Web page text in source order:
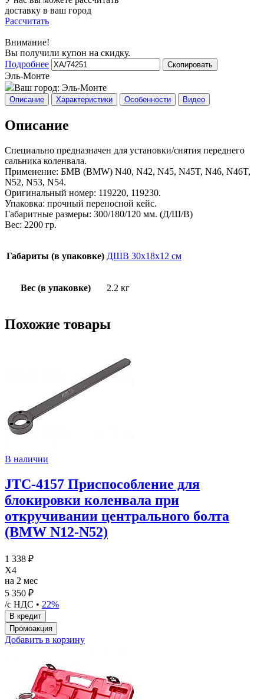
доставку в ваш город
Рассчитать
Внимание!
Вы получили купон на скидку.
Подробнее
Скопировать
Эль-Монте
Ваш город: Эль-Монте
Описание Характеристики Особенности Видео
Описание
Специально предназначен для установки/снятия переднего
сальника коленвала.
Применение: БМВ (BMW) N40, N42, N45, N45T, N46, N46T,
N52, N53, N54.
Оригинальный номер: 119220, 119230.
Упаковка: прочный переносной кейс.
Габаритные размеры: 300/180/120 мм. (Д/Ш/В)
Вес: 2200 гр.
Габариты (в упаковке) ДШВ 30х18х12 см
Вес (в упаковке) 2.2 кг
Похожие товары
В наличии
JTC-4157 Приспособление для
блокировки коленвала при
откручивании центрального болта
(BMW N12-N52)
1 338 ₽
X4
на 2 мес
5 350 ₽
/с НДС • 22%
Добавить в корзину